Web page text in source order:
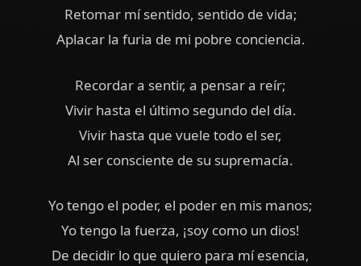
Retomar mí sentido, sentido de vida;
Aplacar la furia de mi pobre conciencia.
Recordar a sentir, a pensar a reír;
Vivir hasta el último segundo del día.
Vivir hasta que vuele todo el ser,
Al ser consciente de su supremacía.
Yo tengo el poder, el poder en mis manos;
Yo tengo la fuerza, ¡soy como un dios!
De decidir lo que quiero para mí esencia,